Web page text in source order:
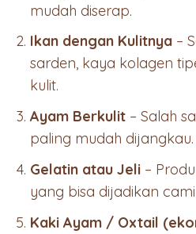
mudah diserap.
Ikan dengan Kulitnya –
sarden, kaya kolagen
kulit.
Ayam Berkulit – Salah
paling mudah dijangkau.
Gelatin atau Jeli –
yang bisa dijadikan
Kaki Ayam / Oxtail